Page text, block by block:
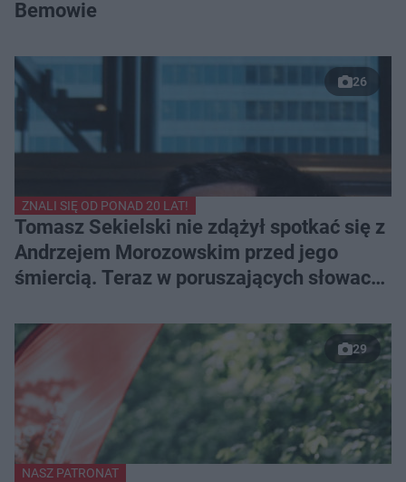
Bemowie
26
ZNALI SIĘ OD PONAD 20 LAT!
Tomasz Sekielski nie zdążył spotkać się z
Andrzejem Morozowskim przed jego
śmiercią. Teraz w poruszających słowach
29
NASZ PATRONAT